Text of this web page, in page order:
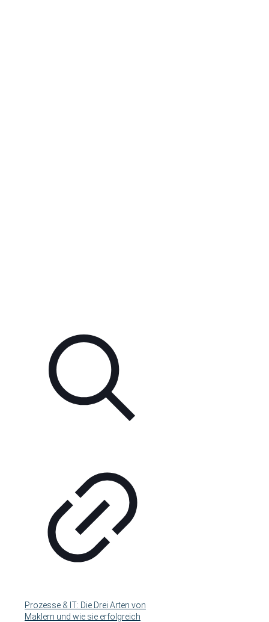
Prozesse & IT: Die Drei Arten von
Maklern und wie sie erfolgreich